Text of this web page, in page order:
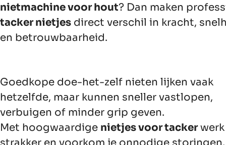
nietmachine voor hout? Dan maken
tacker nietjes direct verschil in kracht,
en betrouwbaarheid.
Goedkope doe-het-zelf nieten lijken vaak
hetzelfde, maar kunnen sneller vastlopen,
verbuigen of minder grip geven.
Met hoogwaardige nietjes voor tackerwerk